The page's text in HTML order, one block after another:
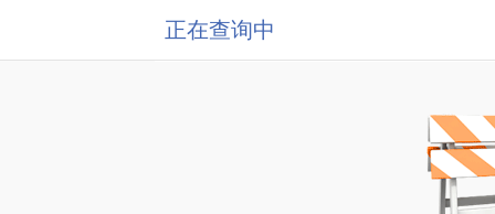
正在查询中